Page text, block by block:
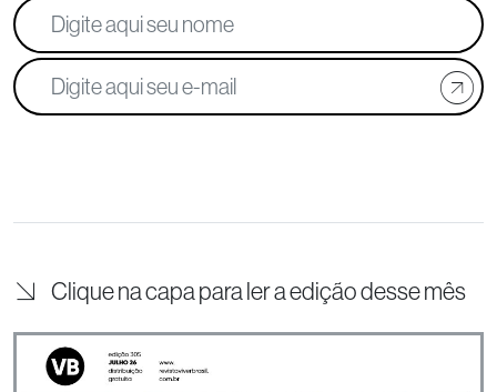
Clique na capa para ler a edição desse mês